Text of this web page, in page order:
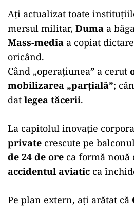
Ați actualizat toate
mersul militar, Duma a
Mass-media a copiat
oricând.
Când „operațiunea” a cerut
mobilizarea „parțială”;
dat legea tăcerii.
La capitolul inovație
private crescute pe
de 24 de ore ca formă
accidentul aviatic ca
Pe plan extern, ați arătat că